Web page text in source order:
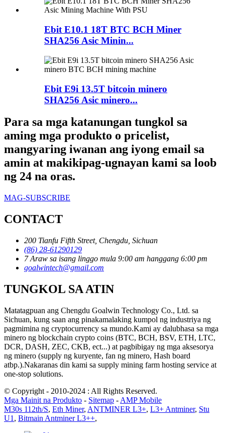
Ebit E10.1 18T BTC BCH Miner
SHA256 Asic Minin...
Ebit E9i 13.5T bitcoin minero
SHA256 Asic minero...
Para sa mga katanungan tungkol sa
aming mga produkto o pricelist,
mangyaring iwanan ang iyong email sa
amin at makikipag-ugnayan kami sa loob
ng 24 na oras.
MAG-SUBSCRIBE
CONTACT
200 Tianfu Fifth Street, Chengdu, Sichuan
(86) 28-61290129
7 Araw sa isang linggo mula 9:00 am hanggang 6:00 pm
goalwintech@gmail.com
TUNGKOL SA ATIN
Matatagpuan ang Chengdu Goalwin Technology Co., Ltd. sa
Sichuan, kung saan ang pinakamalaking kumpol ng industriya ng
pagmimina ng cryptocurrency sa mundo.Kami ay dalubhasa sa mga
minero ng blockchain crypto coins (BTC, BCH, BSV, ETH, LTC,
DCR, DASH, ZEC, CKB, ect...) at pagbibigay ng mga aksesorya
ng minero (supply ng kuryente, fan ng minero, Hash board
atbp.).Nakaranas din kami sa supply mining farm hosting service at
one-stop solutions.
© Copyright - 2010-2024 : All Rights Reserved.
Mga Mainit na Produkto - Sitemap - AMP Mobile
M30s 112th/S, Eth Miner, ANTMINER L3+, L3+ Antminer, Stu
U1 , Bitmain Antminer L3++,